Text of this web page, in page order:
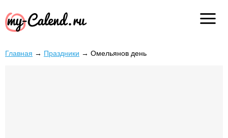
Главная → Праздники → Омельянов день